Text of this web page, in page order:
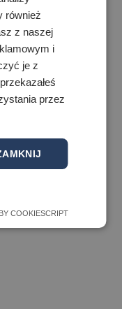
również
z naszej
i
je z
przez
COOKIESCRIPT